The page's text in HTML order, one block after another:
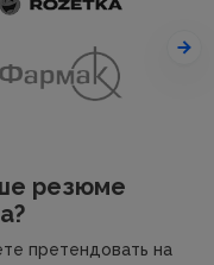
резюме
претендовать на